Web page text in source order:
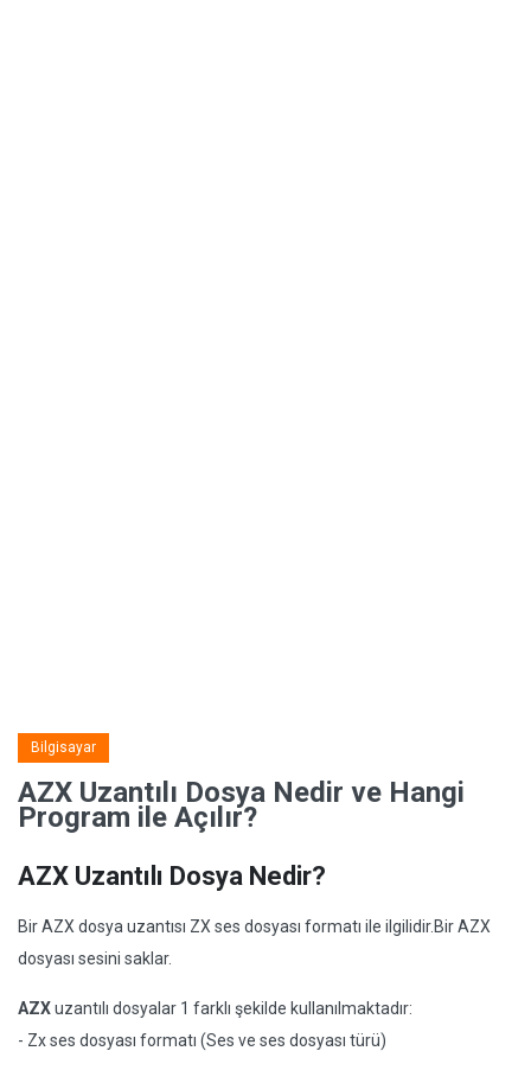
Bilgisayar
AZX Uzantılı Dosya Nedir ve Hangi
Program ile Açılır?
AZX Uzantılı Dosya Nedir?
Bir AZX dosya uzantısı ZX ses dosyası formatı ile ilgilidir.Bir AZX
dosyası sesini saklar.
AZXuzantılı dosyalar 1 farklı şekilde kullanılmaktadır:
- Zx ses dosyası formatı (Ses ve ses dosyası türü)